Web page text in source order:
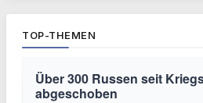
TOP-THEMEN
Über 300 Russen seit
abgeschoben